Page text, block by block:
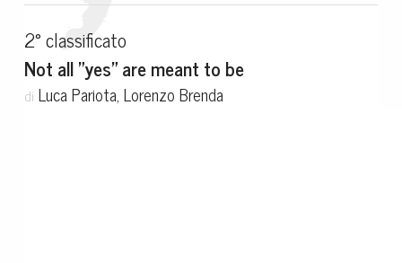
2° classificato
Not all "yes" are meant to be
di Luca Pariota, Lorenzo Brenda